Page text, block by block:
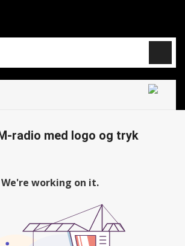
radio med logo og tryk